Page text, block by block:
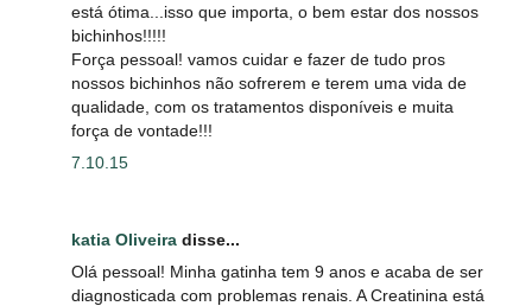
está ótima...isso que importa, o bem estar dos nossos
bichinhos!!!!!
Força pessoal! vamos cuidar e fazer de tudo pros
nossos bichinhos não sofrerem e terem uma vida de
qualidade, com os tratamentos disponíveis e muita
força de vontade!!!
7.10.15
katia Oliveira disse...
Olá pessoal! Minha gatinha tem 9 anos e acaba de ser
diagnosticada com problemas renais. A Creatinina está